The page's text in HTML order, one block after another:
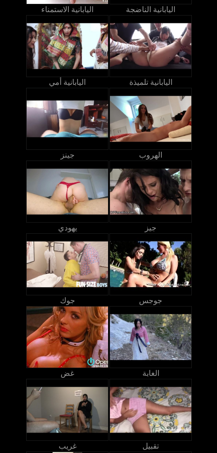
اليابانية الاستمناء اليابانية الناضجة
اليابانية أمي اليابانية تلميذة
جينز الهروب
يهودي جيز
جوك جوجس
غض الغابة
غريب تقبيل